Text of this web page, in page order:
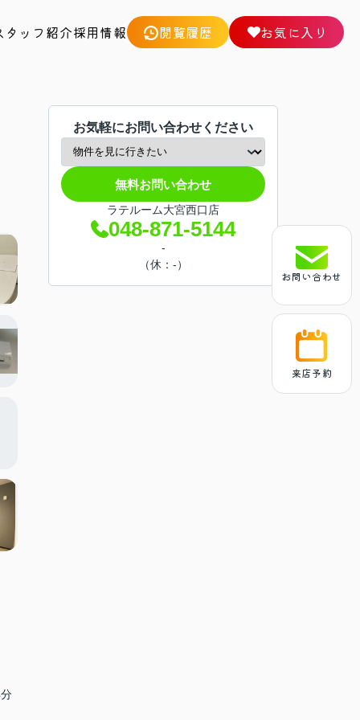
タッフ紹介採用情報 閲覧履歴 お気に入り
お問い合わせ
来店予約
お気軽にお問い合わせください
無料お問い合わせ
ラテルーム大宮西口店
048-871-5144
-
（休：-）